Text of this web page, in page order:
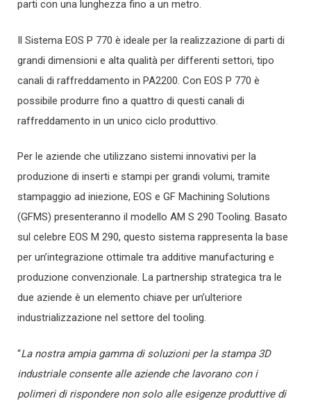
parti con una lunghezza fino a un metro.
Il Sistema EOS P 770 è ideale per la realizzazione di parti di
grandi dimensioni e alta qualità per differenti settori, tipo
canali di raffreddamento in PA2200. Con EOS P 770 è
possibile produrre fino a quattro di questi canali di
raffreddamento in un unico ciclo produttivo.
Per le aziende che utilizzano sistemi innovativi per la
produzione di inserti e stampi per grandi volumi, tramite
stampaggio ad iniezione, EOS e GF Machining Solutions
(GFMS) presenteranno il modello AM S 290 Tooling. Basato
sul celebre EOS M 290, questo sistema rappresenta la base
per un’integrazione ottimale tra additive manufacturing e
produzione convenzionale. La partnership strategica tra le
due aziende è un elemento chiave per un’ulteriore
industrializzazione nel settore del tooling.
“La nostra ampia gamma di soluzioni per la stampa 3D
industriale consente alle aziende che lavorano con i
polimeri di rispondere non solo alle esigenze produttive di